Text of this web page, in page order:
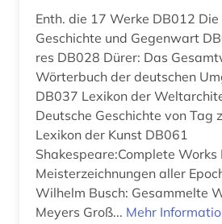
bauerhaltung (1)
bauforschung (3)
baugeräte (1)
baugeschichte (1)
bauhandwerk (1)
Suedasien (1)
Tschechische Republik (2)
Tuerkei (1)
USA (7)
Ungarn (1)
Enth. die 17 Werke DB012 Die Religion in
Geschichte und Gegenwart
res DB028 Dürer: Das
Wörterbuch der deutschen
DB037 Lexikon der
Deutsche Geschichte von Tag
Lexikon der Kunst DB061
Shakespeare:Complete
Meisterzeichnungen aller
Wilhelm Busch: Gesammelte
Meyers Groß... Mehr